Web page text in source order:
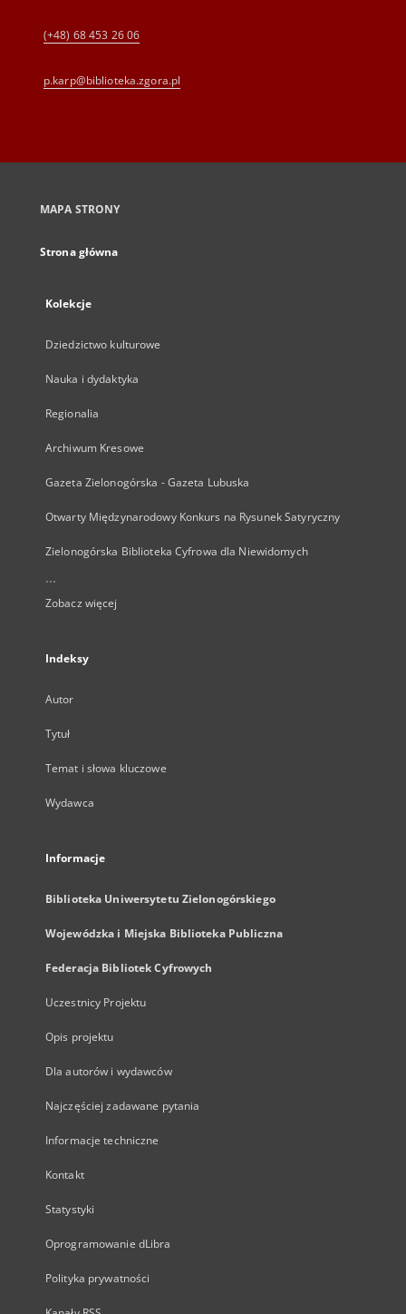
(+48) 68 453 26 06
p.karp@biblioteka.zgora.pl
MAPA STRONY
Strona główna
Kolekcje
Dziedzictwo kulturowe
Nauka i dydaktyka
Regionalia
Archiwum Kresowe
Gazeta Zielonogórska - Gazeta Lubuska
Otwarty Międzynarodowy Konkurs na Rysunek Satyryczny
Zielonogórska Biblioteka Cyfrowa dla Niewidomych
...
Zobacz więcej
Indeksy
Autor
Tytuł
Temat i słowa kluczowe
Wydawca
Informacje
Biblioteka Uniwersytetu Zielonogórskiego
Wojewódzka i Miejska Biblioteka Publiczna
Federacja Bibliotek Cyfrowych
Uczestnicy Projektu
Opis projektu
Dla autorów i wydawców
Najczęściej zadawane pytania
Informacje techniczne
Kontakt
Statystyki
Oprogramowanie dLibra
Polityka prywatności